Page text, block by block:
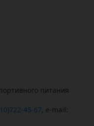
питания
45-67, e-mail: